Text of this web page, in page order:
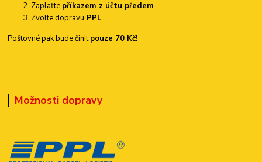
Zaplaťte příkazem z účtu předem
Zvolte dopravu PPL
Poštovné pak bude činitpouze 70 Kč!
Možnosti dopravy